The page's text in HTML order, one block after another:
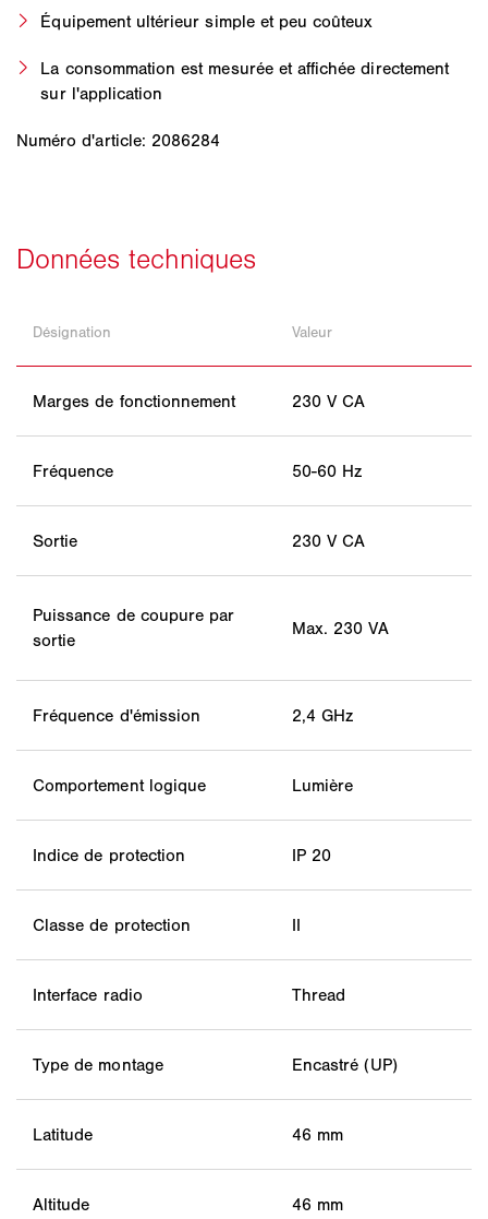
Équipement ultérieur simple et peu coûteux
La consommation est mesurée et affichée directement
sur l'application
Numéro d'article: 2086284
Désignation Valeur
Marges de fonctionnement 230 V CA
Fréquence 50-60 Hz
Sortie 230 V CA
Puissance de coupure par
sortie
Max. 230 VA
Fréquence d'émission 2,4 GHz
Comportement logique Lumière
Indice de protection IP 20
Classe de protection II
Interface radio Thread
Type de montage Encastré (UP)
Latitude 46 mm
Altitude 46 mm